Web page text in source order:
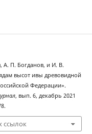
А. П. Богданов, и И. В.
высот ивы древовидной
Федерации».
, вып. 6, декабрь 2021
ссылок